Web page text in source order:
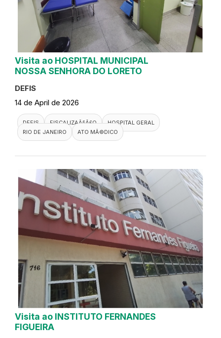
Visita ao HOSPITAL MUNICIPAL
NOSSA SENHORA DO LORETO
DEFIS
14 de April de 2026
DEFIS FISCALIZAÃ§Ã£O
HOSPITAL GERAL
RIO DE JANEIRO
ATO MÃ©DICO
Visita ao INSTITUTO FERNANDES
FIGUEIRA